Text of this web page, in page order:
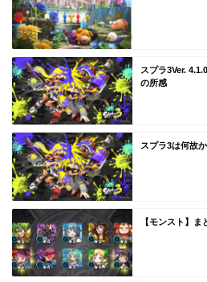
スプラ3Ver.
の所感
スプラ3は何故
【モンスト】